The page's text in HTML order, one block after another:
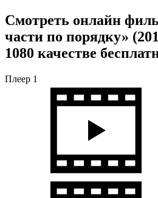
Смотреть онлайн
части по порядку»
1080 качестве
Плеер 1